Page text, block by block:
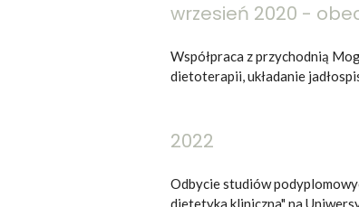
wrzesień 2020 -
Współpraca z przychodnią
dietoterapii, układanie
2022
Odbycie studiów
dietetyka kliniczna" na